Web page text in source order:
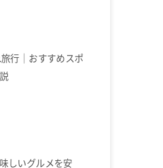
行｜おすすめスポ
しいグルメを安